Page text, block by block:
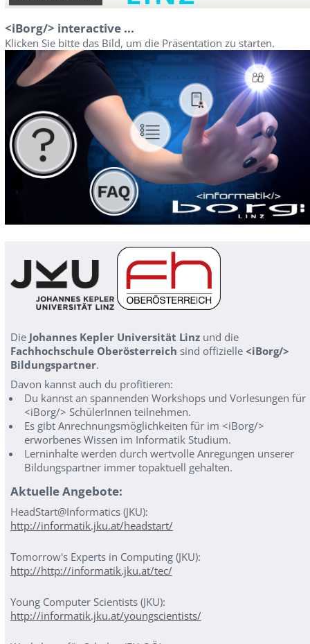
<iBorg/> interactive ...
Klicken Sie bitte das Bild, um die Präsentation zu starten.
Die Johannes Kepler Universität Linzund die
Fachhochschule Oberösterreich sind offizielle <iBorg/>
Bildungspartner.
Davon kannst auch du profitieren:
Du kannst an spannenden Workshops und Vorlesungen für
<iBorg/> SchülerInnen teilnehmen.
Es gibt Anrechnungsmöglichkeiten für im <iBorg/>
erworbenes Wissen im Informatik Studium.
Lerninhalte werden durch wertvolle Anregungen unserer
Bildungspartner immer topaktuell gehalten.
Aktuelle Angebote:
HeadStart@Informatics (JKU):
http://informatik.jku.at/headstart/
Tomorrow's Experts in Computing (JKU):
http://http://informatik.jku.at/tec/
Young Computer Scientists (JKU):
http://informatik.jku.at/youngscientists/